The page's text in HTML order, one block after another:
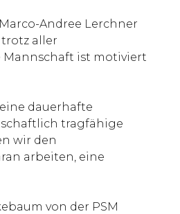
Andree Lerchner
aller
Mannschaft ist motiviert
dauerhafte
tragfähige
wir den
arbeiten, eine
von der PSM